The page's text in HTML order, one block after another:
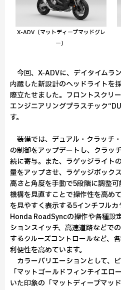
X-ADV（マットディープマッドグレ
ー）
今回、X-ADVに、デイタイムラ
内蔵した新設計のヘッドライトを
際立たせました。フロントスクリ
エンジニアリングプラスチック
す。
装備では、デュアル・クラッチ
の制御をアップデートし、クラッ
続に寄与。また、ラゲッジライト
量をアップさせ、ラゲッジボック
高さと角度を手動で5段階に調整可
機構を見直すことで操作性を高め
を見やすく表示する5インチフルカ
Honda RoadSyncの操作や各種設
ションスイッチ、高速道路などで
するクルーズコントロールなど、
利便性を高めています。
カラーバリエーションとして、
「マットゴールドフィンチイエロ
いた印象の「マットディープマッ